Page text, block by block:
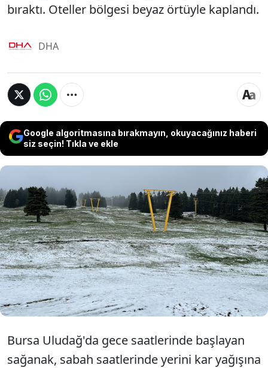
bıraktı. Oteller bölgesi beyaz örtüyle kaplandı.
DHA
Google algoritmasına bırakmayın, okuyacağınız haberi
siz seçin! Tıkla ve ekle
Uludağ'da gece yağan sağanak
yerini kara bıraktı. Oteller bölgesi
beyaz örtüyle kaplandı.
Bursa Uludağ'da gece saatlerinde başlayan
sağanak, sabah saatlerinde yerini kar yağışına